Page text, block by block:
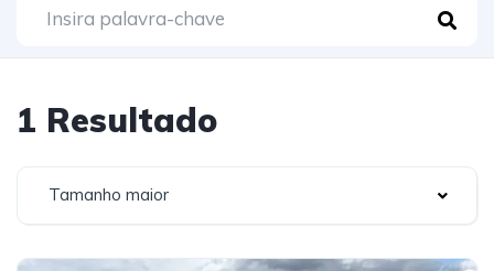
1 Resultado
Tamanho maior